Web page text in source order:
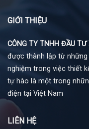
GIỚI THIỆU
CÔNG TY TNHH ĐẦU TƯ
được thành lập từ những
nghiệm trong việc thiết
tự hào là một trong
điện tại Việt Nam
LIÊN HỆ